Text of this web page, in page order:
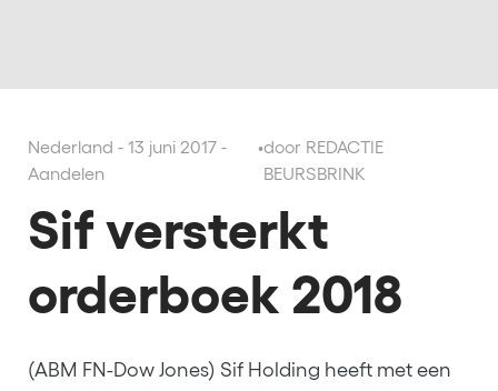
Nederland - 13 juni 2017 -
Aandelen
•door REDACTIE
BEURSBRINK
Sif versterkt
orderboek 2018
(ABM FN-Dow Jones) Sif Holding heeft met een